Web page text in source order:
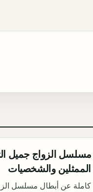
والشخصيات
كاملة عن أبطال مسلسل